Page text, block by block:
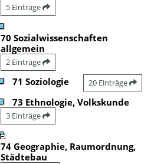
5 Einträge
70 Sozialwissenschaften
allgemein
2 Einträge
71 Soziologie 20 Einträge
73 Ethnologie, Volkskunde
3 Einträge
74 Geographie, Raumordnung,
Städtebau